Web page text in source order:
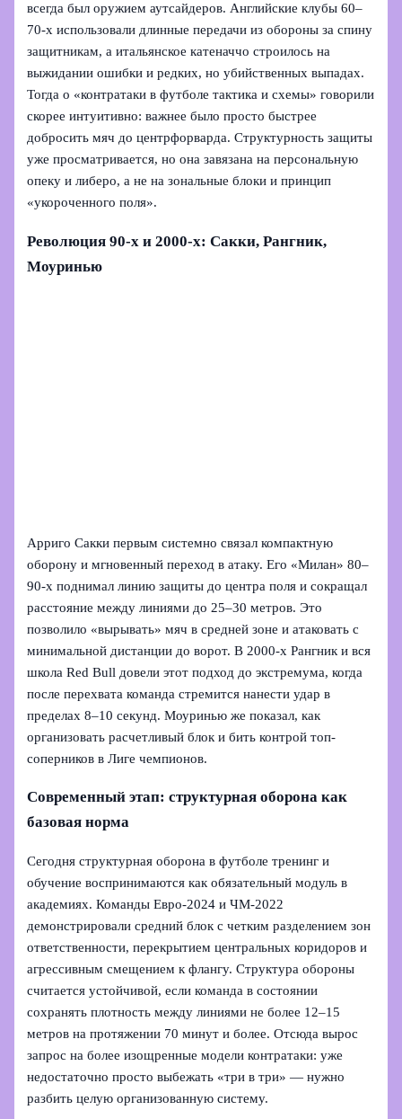
всегда был оружием аутсайдеров. Английские клубы 60–
70-х использовали длинные передачи из обороны за спину
защитникам, а итальянское катеначчо строилось на
выжидании ошибки и редких, но убийственных выпадах.
Тогда о «контратаки в футболе тактика и схемы» говорили
скорее интуитивно: важнее было просто быстрее
добросить мяч до центрфорварда. Структурность защиты
уже просматривается, но она завязана на персональную
опеку и либеро, а не на зональные блоки и принцип
«укороченного поля».
Революция 90-х и 2000-х: Сакки, Рангник,
Моуринью
Арриго Сакки первым системно связал компактную
оборону и мгновенный переход в атаку. Его «Милан» 80–
90-х поднимал линию защиты до центра поля и сокращал
расстояние между линиями до 25–30 метров. Это
позволило «вырывать» мяч в средней зоне и атаковать с
минимальной дистанции до ворот. В 2000-х Рангник и вся
школа Red Bull довели этот подход до экстремума, когда
после перехвата команда стремится нанести удар в
пределах 8–10 секунд. Моуринью же показал, как
организовать расчетливый блок и бить контрой топ-
соперников в Лиге чемпионов.
Современный этап: структурная оборона как
базовая норма
Сегодня структурная оборона в футболе тренинг и
обучение воспринимаются как обязательный модуль в
академиях. Команды Евро-2024 и ЧМ-2022
демонстрировали средний блок с четким разделением зон
ответственности, перекрытием центральных коридоров и
агрессивным смещением к флангу. Структура обороны
считается устойчивой, если команда в состоянии
сохранять плотность между линиями не более 12–15
метров на протяжении 70 минут и более. Отсюда вырос
запрос на более изощренные модели контратаки: уже
недостаточно просто выбежать «три в три» — нужно
разбить целую организованную систему.